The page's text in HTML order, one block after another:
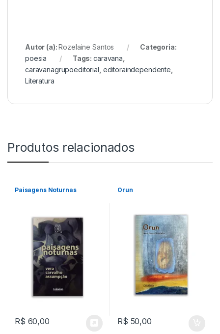
Autor (a):Rozelaine Santos
Categoria:
poesia
Tags:caravana
caravanagrupoeditorial editoraindependente
Literatura
Produtos relacionados
Paisagens Noturnas
R$ 60,00
Orun
R$ 50,00